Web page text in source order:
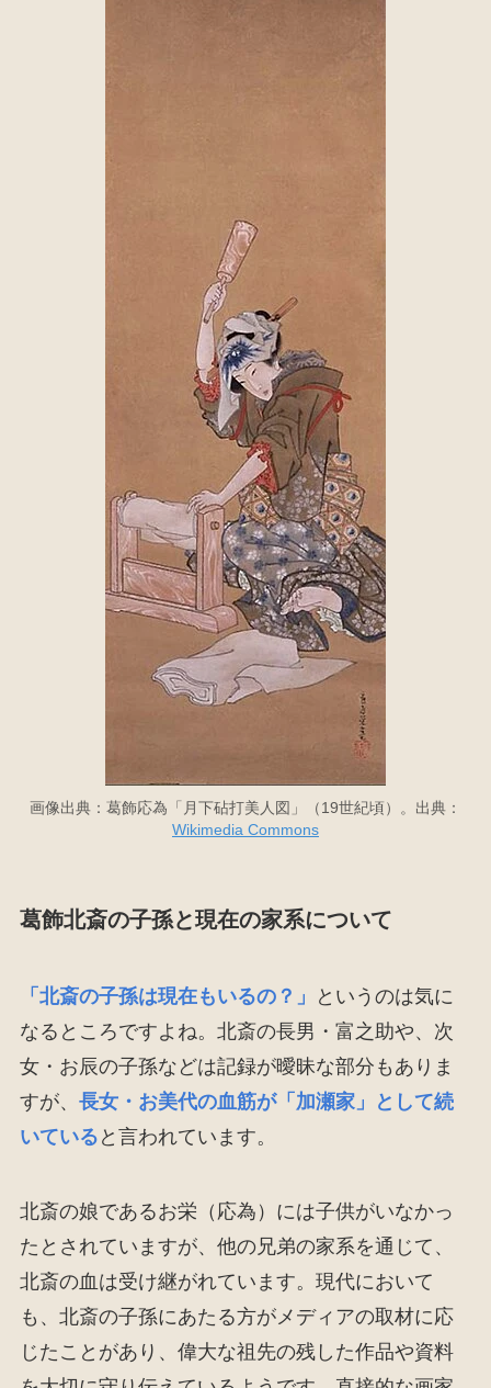
画像出典：葛飾応為「月下砧打美人図」（19世紀頃）。出典：
Wikimedia Commons
葛飾北斎の子孫と現在の家系について
「北斎の子孫は現在もいるの？」
というのは気に
なるところですよね。北斎の長男・富之助や、次
女・お辰の子孫などは記録が曖昧な部分もありま
すが、 長女・お美代の血筋が「加瀬家」として続
いている と言われています。
北斎の娘であるお栄（応為）には子供がいなかっ
たとされていますが、他の兄弟の家系を通じて、
北斎の血は受け継がれています。現代において
も、北斎の子孫にあたる方がメディアの取材に応
じたことがあり、偉大な祖先の残した作品や資料